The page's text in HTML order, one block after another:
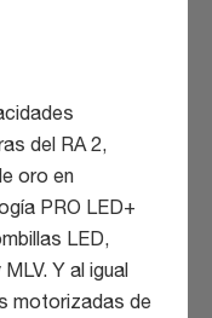
del RA 2,
oro en
PRO LED+
LED,
Y al igual
motorizadas de